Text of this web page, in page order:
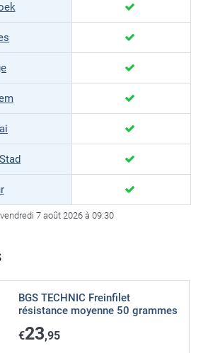
7 août 2026 à 09:30
BGS TECHNIC Freinfilet
résistance moyenne 50 grammes
€23,95